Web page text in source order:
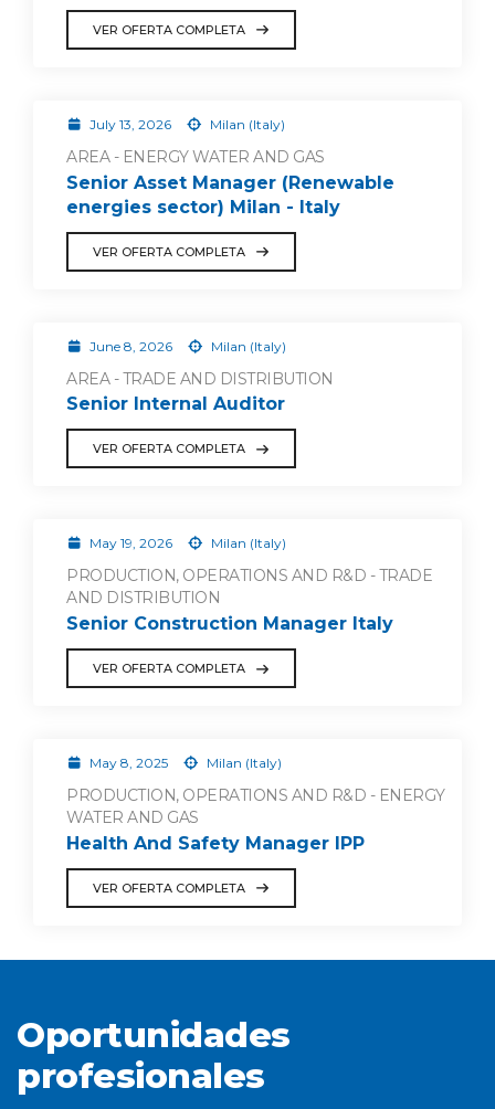
VER OFERTA COMPLETA
July 13, 2026 Milan (Italy)
AREA - ENERGY WATER AND GAS
Senior Asset Manager (Renewable
energies sector) Milan - Italy
VER OFERTA COMPLETA
June 8, 2026 Milan (Italy)
AREA - TRADE AND DISTRIBUTION
Senior Internal Auditor
VER OFERTA COMPLETA
May 19, 2026 Milan (Italy)
PRODUCTION, OPERATIONS AND R&D - TRADE
AND DISTRIBUTION
Senior Construction Manager Italy
VER OFERTA COMPLETA
May 8, 2025 Milan (Italy)
PRODUCTION, OPERATIONS AND R&D - ENERGY
WATER AND GAS
Health And Safety Manager IPP
VER OFERTA COMPLETA
Oportunidades
profesionales